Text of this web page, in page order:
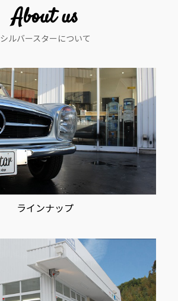
About us
シルバースターについて
ラインナップ